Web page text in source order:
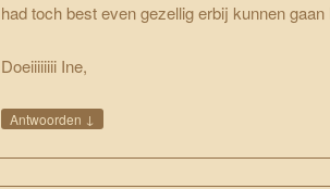
had toch best even gezellig erbij kunnen
Doeiiiiiiii Ine,
Antwoorden ↓